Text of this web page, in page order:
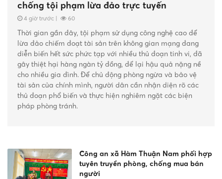
chống tội phạm lừa đảo trực tuyến
4 giờ trước | 60
Thời gian gần đây, tội phạm sử dụng công nghệ cao để
lừa đảo chiếm đoạt tài sản trên không gian mạng đang
diễn biến hết sức phức tạp với nhiều thủ đoạn tinh vi, đã
gây thiệt hại hàng ngàn tỷ đồng, để lại hậu quả nặng nề
cho nhiều gia đình. Để chủ động phòng ngừa và bảo vệ
tài sản của chính mình, người dân cần nhận diện rõ các
thủ đoạn phổ biến và thực hiện nghiêm ngặt các biện
pháp phòng tránh.
Công an xã Hàm Thuận Nam phối hợp
tuyên truyền phòng, chống mua bán
người